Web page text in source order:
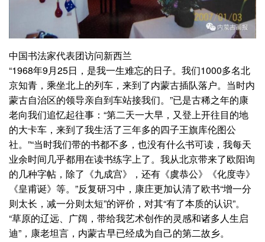
中国书法家代表团访问新西兰
“1968年9月25日，是我一生难忘的日子。我们1000多名北
京知青，乘坐北上的列车，来到了内蒙古插队落户。当时内
蒙古自治区的领导亲自到车站接我们。”已是古稀之年的康
老向我们追忆起往事：“第二天一大早，又登上开往目的地
的大卡车，来到了我生活了三年多的四子王旗库伦图公
社。”“当时我们带的书都不多，也没有什么书可读，我每天
业余时间几乎都用在读书练字上了。我从北京带来了欧阳询
的几种字帖，除了《九成宫》，还有《虞恭公》《化度寺》
《皇甫诞》等。”反复研习中，康庄更加认清了欧书“增一分
则太长，减一分则太短”的评价，对其“有了本质的认识”。
“草原的辽远、广阔，带给我艺术创作的灵感和诸多人生启
迪”，康老坦言，内蒙古早已经成为自己的第二故乡。